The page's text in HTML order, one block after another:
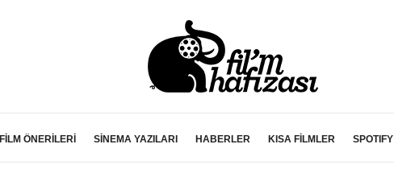
FİLM ÖNERİLERİ SİNEMA YAZILARI HABERLER KISA FİLMLER SPOTIFY